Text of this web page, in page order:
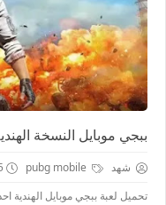
ببجي موبايل النسخة
شهد
15